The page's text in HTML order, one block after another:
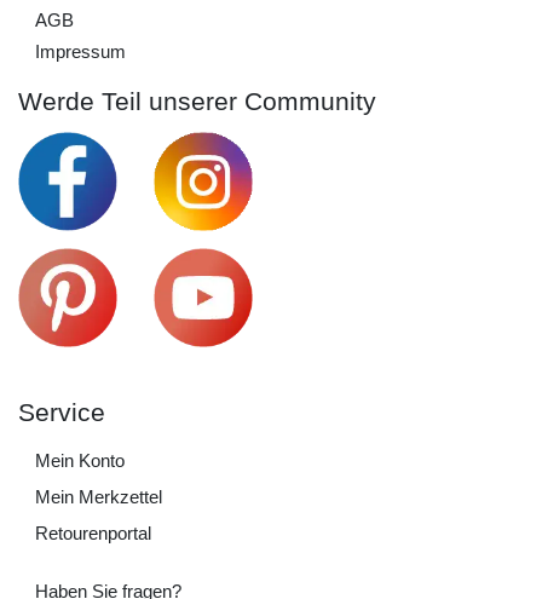
AGB
Impressum
Werde Teil unserer Community
Service
Mein Konto
Mein Merkzettel
Retourenportal
Haben Sie fragen?